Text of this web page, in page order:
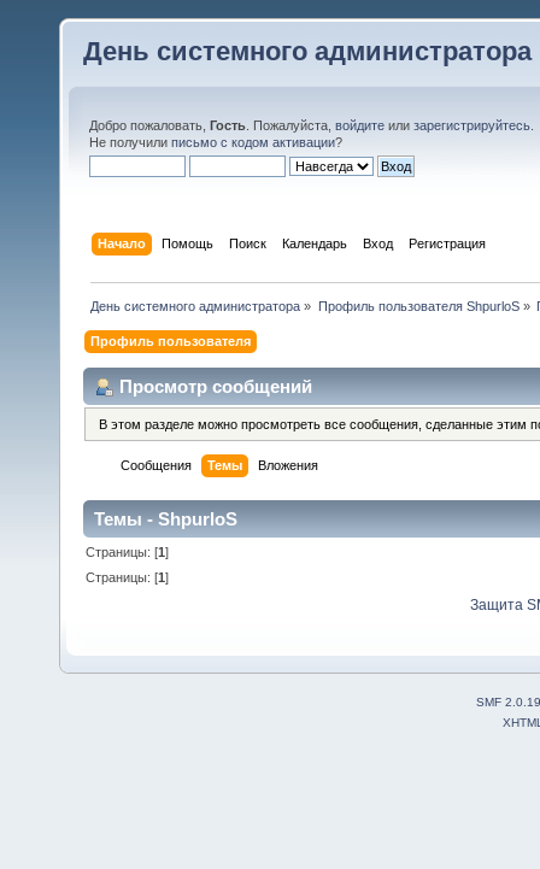
День системного администратора
Добро пожаловать, Гость . Пожалуйста, войдите или зарегистрируйтесь
Не получили письмо с кодом активации?
Начало Помощь Поиск Календарь Вход Регистрация
День системного администратора » Профиль пользователя ShpurloS»
Профиль пользователя
Просмотр сообщений
В этом разделе можно просмотреть все сообщения, сделанные этим
Сообщения Темы Вложения
Темы - ShpurloS
Страницы: [1]
Страницы: [1]
Защита
SMF 2.0.19